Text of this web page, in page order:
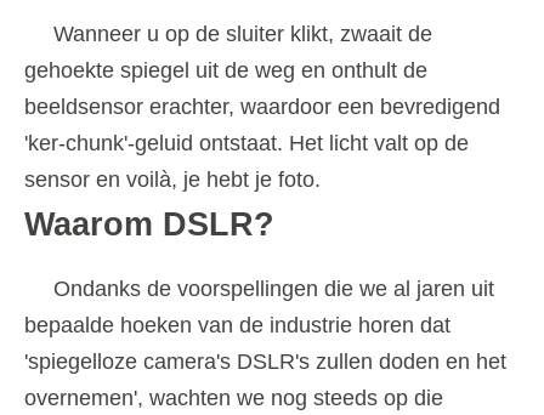
Wanneer u op de sluiter klikt, zwaait de
gehoekte spiegel uit de weg en onthult de
beeldsensor erachter, waardoor een bevredigend
'ker-chunk'-geluid ontstaat. Het licht valt op de
sensor en voilà, je hebt je foto.
Waarom DSLR?
Ondanks de voorspellingen die we al jaren uit
bepaalde hoeken van de industrie horen dat
'spiegelloze camera's DSLR's zullen doden en het
overnemen', wachten we nog steeds op die